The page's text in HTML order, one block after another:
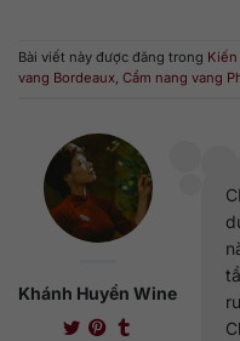
Bài viết này được đăng trong
vang Bordeaux, Cẩm nang vang
Khánh Huyền Wine